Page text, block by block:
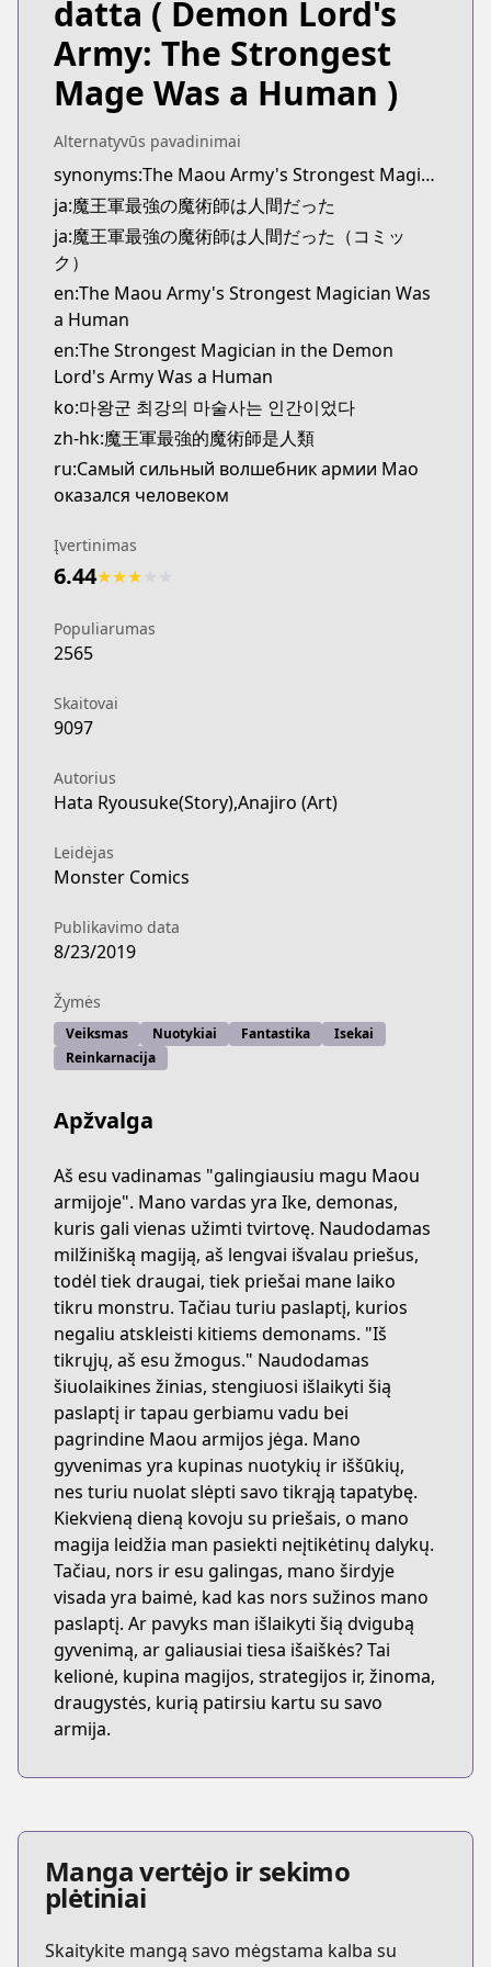
Kitsu
https://kitsu.app/manga/57016
CDJapan
CDJapan
https://www.anime-planet.com/manga/https://
MangaUpdates
MangaUpdates
https://www.mangaupdates.com/
novelUpdates
novelUpdates
https://www.novelupdates.com/series/maou-
Book☆Walker
Book☆Walker
https://bookwalker.jp/series/214322/list
datta ( Demon Lord's
Army: The Strongest
Mage Was a Human )
Alternatyvūs pavadinimai
synonyms:The Maou Army's Strongest Magician Was a Human
ja:魔王軍最強の魔術師は人間だった
ja:魔王軍最強の魔術師は人間だった（コミッ
ク）
en:The Maou Army's Strongest Magician Was
a Human
en:The Strongest Magician in the Demon
Lord's Army Was a Human
ko:마왕군 최강의 마술사는 인간이었다
zh-hk:魔王軍最強的魔術師是人類
ru:Самый сильный волшебник армии Мао
оказался человеком
Įvertinimas
6.44★★★
Populiarumas
2565
Skaitovai
9097
Autorius
Hata Ryousuke(Story),Anajiro (Art)
Leidėjas
Monster Comics
Publikavimo data
8/23/2019
Žymės
Veiksmas Nuotykiai Fantastika
Isekai
Reinkarnacija
Apžvalga
Aš esu vadinamas "galingiausiu magu Maou
armijoje". Mano vardas yra Ike, demonas,
kuris gali vienas užimti tvirtovę. Naudodamas
milžinišką magiją, aš lengvai išvalau priešus,
todėl tiek draugai, tiek priešai mane laiko
tikru monstru. Tačiau turiu paslaptį, kurios
negaliu atskleisti kitiems demonams. "Iš
tikrųjų, aš esu žmogus." Naudodamas
šiuolaikines žinias, stengiuosi išlaikyti šią
paslaptį ir tapau gerbiamu vadu bei
pagrindine Maou armijos jėga. Mano
gyvenimas yra kupinas nuotykių ir iššūkių,
nes turiu nuolat slėpti savo tikrąją tapatybę.
Kiekvieną dieną kovoju su priešais, o mano
magija leidžia man pasiekti neįtikėtinų dalykų.
Tačiau, nors ir esu galingas, mano širdyje
visada yra baimė, kad kas nors sužinos mano
paslaptį. Ar pavyks man išlaikyti šią dvigubą
gyvenimą, ar galiausiai tiesa išaiškės? Tai
kelionė, kupina magijos, strategijos ir, žinoma,
draugystės, kurią patirsiu kartu su savo
armija.
Manga vertėjo ir sekimo
plėtiniai
Skaitykite mangą savo mėgstama kalba su